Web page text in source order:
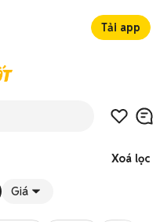
Tải app
Xoá lọc
Giá